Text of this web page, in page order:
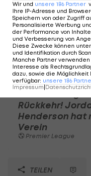
Rückkehr!
Henderson hat
Verein
Premier League
TEILEN
Wir und unsere 186 Partner
Ihre IP-Adresse und
Speichern von oder Zugriff
Personalisierte Werbung
der Performance von
und Verbesserung von
Diese Zwecke können
und Identifikation durch
Manche Partner
Interesse als
dazu, sowie die Möglichkeit
verfügbar: unsere 186
Impressum